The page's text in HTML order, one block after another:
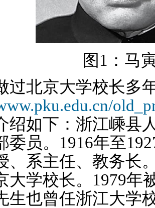
图 1 ：马
过北京大学校长多
绍如下： 浙江嵊县
委员。 1916年至
、系主任、教务长
大学校长。 1979年
生也曾任浙江大学